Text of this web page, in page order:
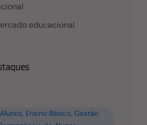
educacional
, Ensino Básico,Gestão